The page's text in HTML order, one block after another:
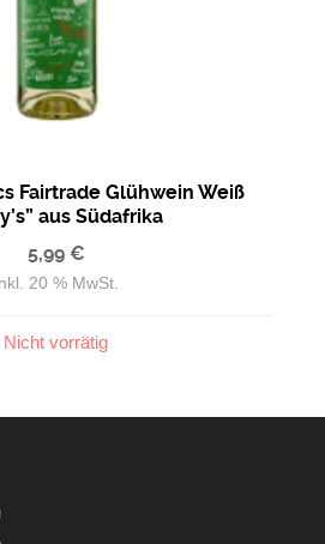
Fairtrade Glühwein Weiß
aus Südafrika
5,99 €
20 % MwSt.
Nicht vorrätig